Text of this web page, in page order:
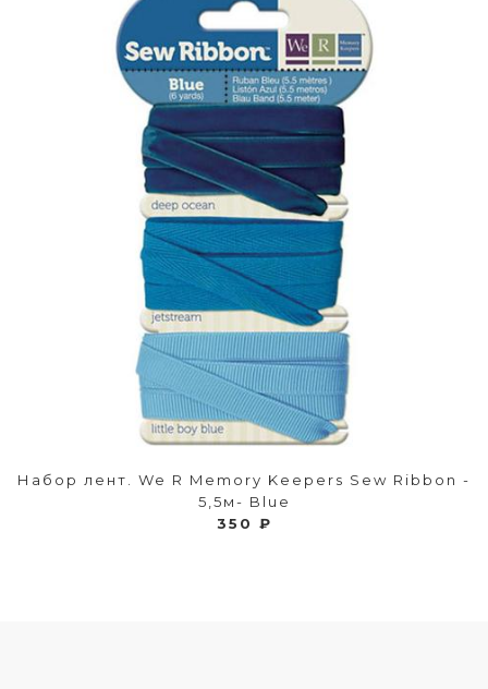
Набор лент. We R Memory Keepers Sew Ribbon -
5,5м- Blue
350 ₽